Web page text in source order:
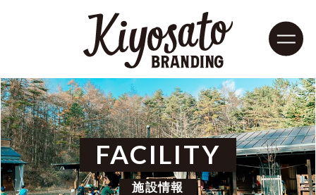
FACILITY
施設情報